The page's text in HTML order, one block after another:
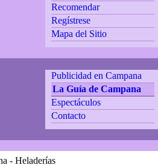
Recomendar
Regístrese
Mapa del Sitio
Publicidad en Campana
La Guía de Campana
Espectáculos
Contacto
- Heladerías